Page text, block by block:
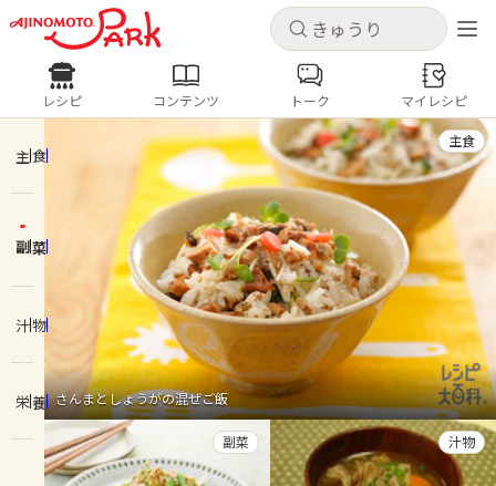
キャンセル
ログインするとレシピを保存できます
ログイン 新規登録
ホーム
コンテンツ
レシピ
トーク
キャンセル
レシピ コンテンツ
人気の食材・レシピ
きゅうり なす トマト
とうもろこし
ピーマン
みょうが ゴーヤ
レシピ コンテンツ トーク マイレシピ
主食
副菜
汁物
栄養 さんまとしょうがの混ぜご飯
主食
副菜 汁物